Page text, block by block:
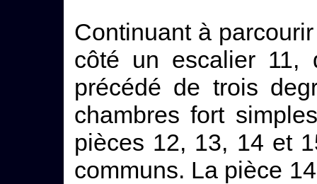
Continuant à
côté un escalier 11,
précédé de trois
chambres fort
pièces 12, 13, 14 et
communs. La pièce